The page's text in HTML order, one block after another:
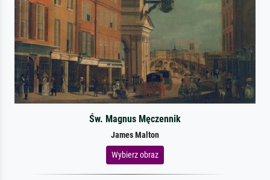
Św. Magnus Męczennik
James Malton
Wybierz obraz